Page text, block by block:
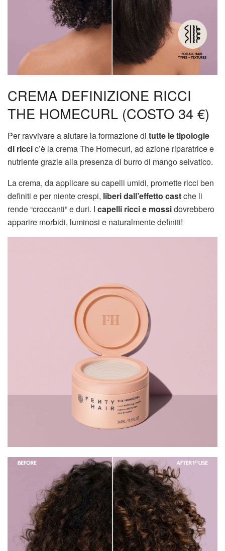
CREMA DEFINIZIONE RICCI
THE HOMECURL (COSTO 34 €)
Per ravvivare a aiutare la formazione di tutte le tipologie
di riccic’è la crema The Homecurl, ad azione riparatrice e
nutriente grazie alla presenza di burro di mango selvatico.
La crema, da applicare su capelli umidi, promette ricci ben
definiti e per niente crespi, liberi dall’effetto castche li
rende “croccanti” e duri. I capelli ricci e mossidovrebbero
apparire morbidi, luminosi e naturalmente definiti!